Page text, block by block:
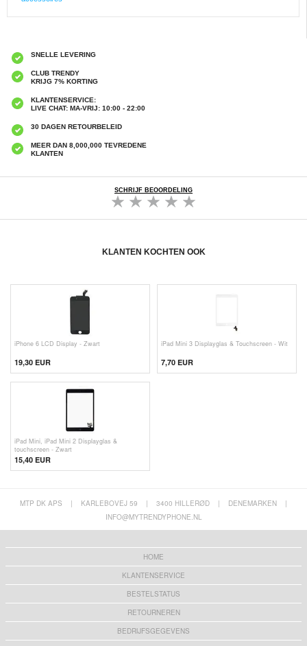
SNELLE LEVERING
CLUB TRENDY
KRIJG 7% KORTING
KLANTENSERVICE:
LIVE CHAT: MA-VRIJ: 10:00 - 22:00
30 DAGEN RETOURBELEID
MEER DAN 8,000,000 TEVREDENE
KLANTEN
SCHRIJF BEOORDELING
KLANTEN KOCHTEN OOK
iPhone 6 LCD Display - Zwart
19,30 EUR
iPad Mini 3 Displayglas & Touchscreen - Wit
7,70 EUR
iPad Mini, iPad Mini 2 Displayglas &
touchscreen - Zwart
15,40 EUR
MTP DK APS | KARLEBOVEJ 59 | 3400 HILLERØD | DENEMARKEN
|
INFO@MYTRENDYPHONE.NL
HOME
KLANTENSERVICE
BESTELSTATUS
RETOURNEREN
BEDRIJFSGEGEVENS